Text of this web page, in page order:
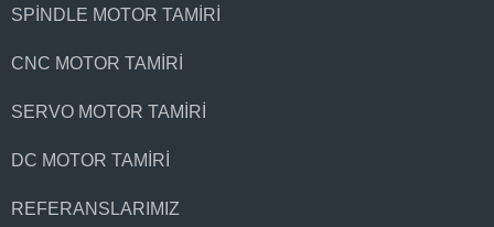
SPINDLE MOTOR TAMIRI
CNC MOTOR TAMIRI
SERVO MOTOR TAMIRI
DC MOTOR TAMIRI
REFERANSLARIMIZ